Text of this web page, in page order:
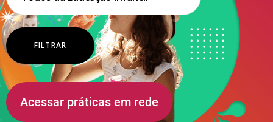
Acessar práticas em rede